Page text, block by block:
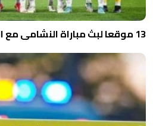
13 موقعا لبث مباراة النشامى مع العراق